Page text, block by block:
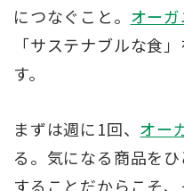
につなぐこと。 オー
「サステナブルな食
す。
まずは週に1回、 オー
る。気になる商品を
することだからこそ